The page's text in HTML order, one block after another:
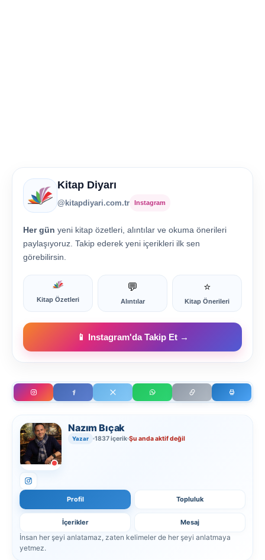
Kitap Diyarı
@kitapdiyari.com.tr Instagram
Her gün yeni kitap özetleri, alıntılar ve okuma önerileri
paylaşıyoruz. Takip ederek yeni içerikleri ilk sen
görebilirsin.
Kitap Özetleri
💬
Alıntılar
⭐
Kitap Önerileri
📱 Instagram'da Takip Et →
Nazım Bıçak
Yazar 1837 içerik Şu anda aktif değil
Profil Topluluk
İçerikler Mesaj
İnsan her şeyi anlatamaz, zaten kelimeler de her şeyi anlatmaya
yetmez.